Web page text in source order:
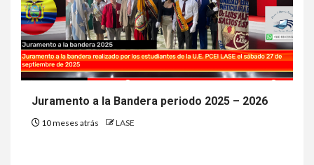
Juramento a la Bandera periodo 2025 – 2026
10 meses atrás LASE